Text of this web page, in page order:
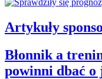
Artykuły
Błonnik a
powinni dbać o